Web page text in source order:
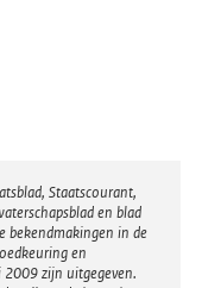
Staatscourant,
en blad
bekendmakingen in de
en
2009 zijn uitgegeven.